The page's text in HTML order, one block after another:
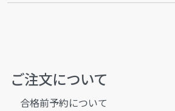
ご注文について
合格前予約について